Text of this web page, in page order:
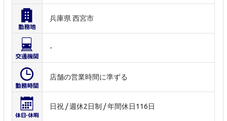
兵庫県 西宮市
-
店舗の営業時間に準ずる
日祝 / 週休2日制 / 年間休日116日